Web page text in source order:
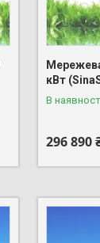
кВт
В
296 890